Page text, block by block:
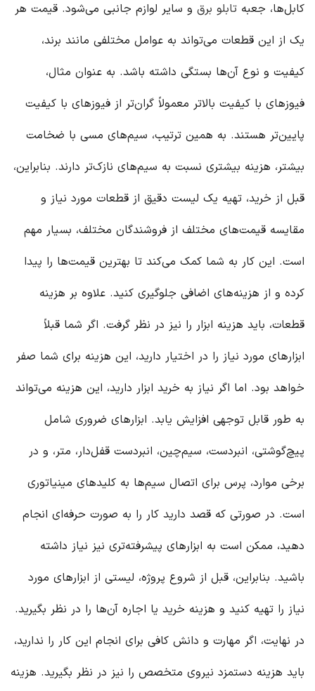
کابل‌ها، جعبه تابلو برق و سایر لوازم جانبی می‌شود. قیمت هر
یک از این قطعات می‌تواند به عوامل مختلفی مانند برند،
کیفیت و نوع آن‌ها بستگی داشته باشد. به عنوان مثال،
فیوزهای با کیفیت بالاتر معمولاً گران‌تر از فیوزهای با کیفیت
پایین‌تر هستند. به همین ترتیب، سیم‌های مسی با ضخامت
بیشتر، هزینه بیشتری نسبت به سیم‌های نازک‌تر دارند. بنابراین،
قبل از خرید، تهیه یک لیست دقیق از قطعات مورد نیاز و
مقایسه قیمت‌های مختلف از فروشندگان مختلف، بسیار مهم
است. این کار به شما کمک می‌کند تا بهترین قیمت‌ها را پیدا
کرده و از هزینه‌های اضافی جلوگیری کنید. علاوه بر هزینه
قطعات، باید هزینه ابزار را نیز در نظر گرفت. اگر شما قبلاً
ابزارهای مورد نیاز را در اختیار دارید، این هزینه برای شما صفر
خواهد بود. اما اگر نیاز به خرید ابزار دارید، این هزینه می‌تواند
به طور قابل توجهی افزایش یابد. ابزارهای ضروری شامل
پیچ‌گوشتی، انبردست، سیم‌چین، انبردست قفل‌دار، متر، و در
برخی موارد، پرس برای اتصال سیم‌ها به کلیدهای مینیاتوری
است. در صورتی که قصد دارید کار را به صورت حرفه‌ای انجام
دهید، ممکن است به ابزارهای پیشرفته‌تری نیز نیاز داشته
باشید. بنابراین، قبل از شروع پروژه، لیستی از ابزارهای مورد
نیاز را تهیه کنید و هزینه خرید یا اجاره آن‌ها را در نظر بگیرید.
در نهایت، اگر مهارت و دانش کافی برای انجام این کار را ندارید،
باید هزینه دستمزد نیروی متخصص را نیز در نظر بگیرید. هزینه